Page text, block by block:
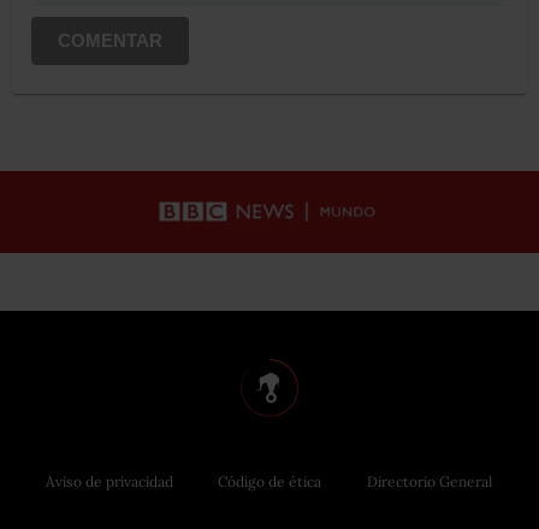
COMENTAR
Aviso de privacidad Código de ética Directorio General